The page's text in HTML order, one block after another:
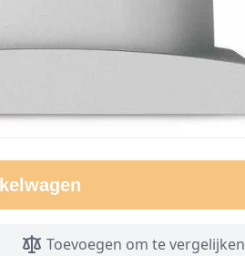
Toevoegen om te vergelijken